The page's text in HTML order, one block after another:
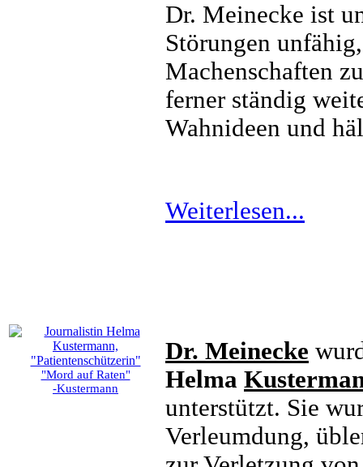
Dr. Meinecke ist
Störungen
Machenschaften
ferner ständig
Wahnideen und
Weiterlesen...
"Mord auf Raten"
-Kustermann
Dr. Meinecke
Helma
unterstützt. Sie
Verleumdung,